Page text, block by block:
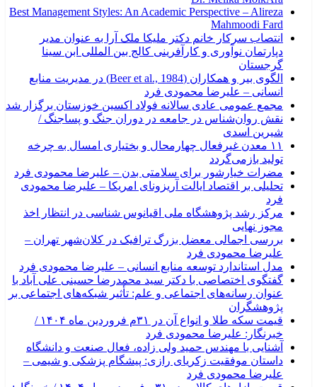
Best Management Styles: An Academic Perspective – Alireza
Mahmoodi Fard
انتصاب سرکار خانم دکتر ملیکا ملک آرا به عنوان مدیر
دپارتمان نوآوری و کارآفرینی کالج بین المللی ابن سینا
گرجستان
الگوی بیر و همکاران (Beer et al., 1984) در مدیریت منابع
انسانی – علیرضا محمودی فرد
مجمع عمومی عادی سالانه فولاد اکسین خوزستان برگزار شد
نقش روان‌شناس در جامعه در دوران جنگ و پساجنگ /
شیرین اسدی
۱۱ معدن غیرفعال چهارمحال و بختیاری امسال به چرخه
تولید بازمی‌گردد
مضرات خیارشور برای سلامتی بدن – علیرضا محمودی فرد
تحلیلی بر اقتصاد ایالت آریزونای امریکا – علیرضا محمودی
فرد
مرکز رشد پژوهشگاه ملی اقیانوس شناسی در انتظار اخذ
مجوز نهایی
بررسی اجمالی معضل بزرگ ترافیک در کلان‌شهر تهران –
علیرضا محمودی فرد
مدل استاندارد توسعه منابع انسانی – علیرضا محمودی فرد
گفتگوی اختصاصی با دکتر سید محمدرضا حسینی علی آباد با
عنوان رسانه‌های اجتماعی و علم: تأثیر شبکه‌های اجتماعی بر
پژوهشگران
قیمت سکه طلا و انواع آن در ۳۱م فروردین ماه ۱۴۰۴ /
خبرنگار: علیرضا محمودی فرد
آشنایی با مهندس حمید ولی زاده، فعال صنعت و دانشگاه
داستان موفقیت زکریای رازی: پیشگام پزشکی و شیمی –
علیرضا محمودی فرد